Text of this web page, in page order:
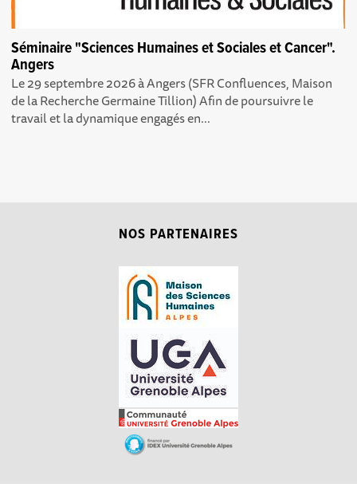
Séminaire "Sciences Humaines et Sociales et Cancer".
Angers
Le 29 septembre 2026 à Angers (SFR Confluences, Maison
de la Recherche Germaine Tillion) Afin de poursuivre le
travail et la dynamique engagés en...
NOS PARTENAIRES